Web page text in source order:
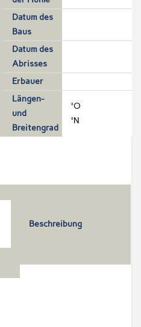
Datum des
Baus
Datum des
Abrisses
Erbauer
Längen-
und
Breitengrad
°O
°N
Beschreibung